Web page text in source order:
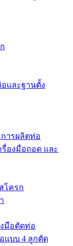
และฐานตั้ง
ารผลิตท่อ
รื่องมือถอด และ
โครก
งมือตัดท่อ
แบบ 4 ลูกตัด